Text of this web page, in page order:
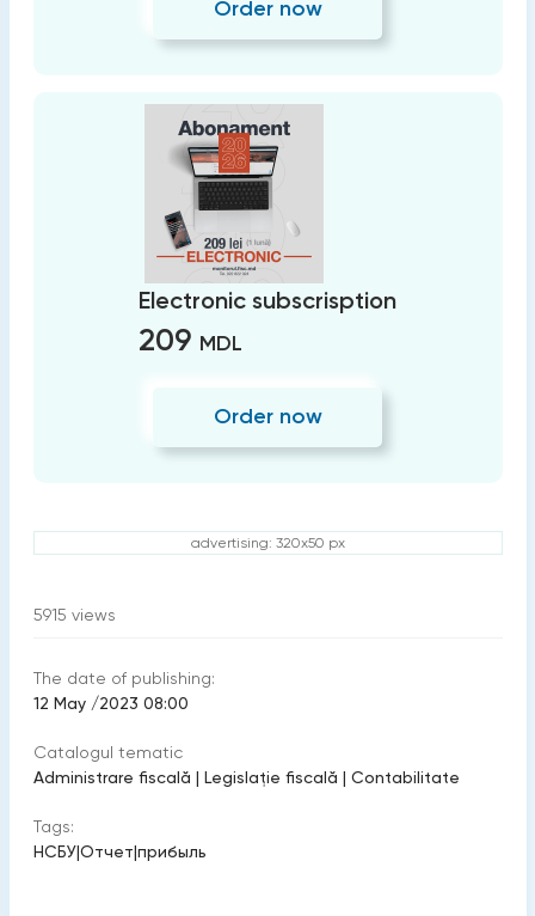
Order now
Electronic subscrisption
209 MDL
Order now
advertising: 320x50 px
5915 views
The date of publishing:
12 May /2023 08:00
Catalogul tematic
Administrare fiscală | Legislație fiscală | Contabilitate
Tags:
НСБУ|Отчет|прибыль